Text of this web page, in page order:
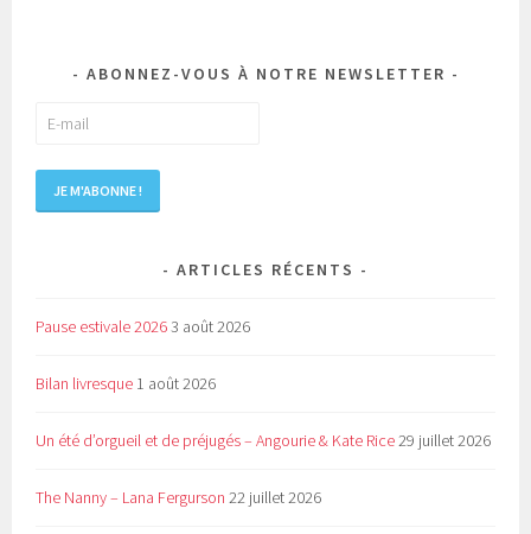
ABONNEZ-VOUS À NOTRE NEWSLETTER
ARTICLES RÉCENTS
Pause estivale 20263 août 2026
Bilan livresque 1 août 2026
Un été d’orgueil et de préjugés – Angourie & Kate Rice29 juillet 2026
The Nanny – Lana Fergurson 22 juillet 2026